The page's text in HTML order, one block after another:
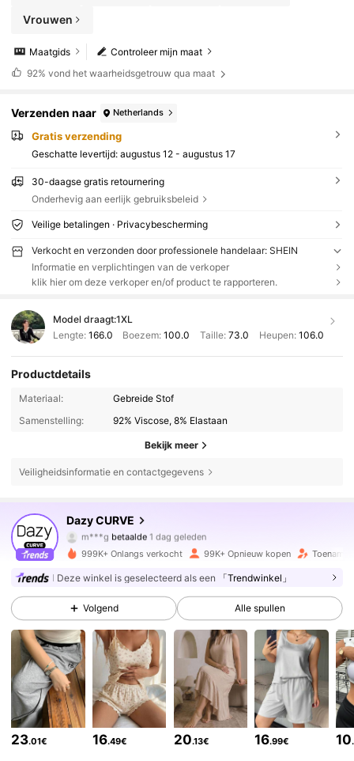
Vrouwen
Controleer mijn maat
Maatgids
92% vond het waarheidsgetrouw qua maat
Verzenden naar Netherlands
Gratis verzending
Geschatte levertijd: augustus 12 - augustus 17
30-daagse gratis retournering
Onderhevig aan eerlijk gebruiksbeleid
Veilige betalingen · Privacybescherming
Verkocht en verzonden door professionele handelaar: SHEIN
Informatie en verplichtingen van de verkoper
klik hier om deze verkoper en/of product te rapporteren.
Model draagt:1XL
Lengte: 166.0 Boezem:100.0 Taille: 73.0 Heupen: 106.0
Productdetails
Materiaal:
Gebreide Stof
Samenstelling:
92% Viscose, 8% Elastaan
Bekijk meer
Veiligheidsinformatie en contactgegevens
Dazy CURVE
4.80
400K Volgers
m***g betaalde 1 dag geleden
l***ngevolgd 30 minuten geleden
4.80 400K Volgers
4.80 400K Volgers
4.80 400K Volgers
4.80 400K Volgers
999K+ Onlangs verkocht 99K+ Opnieuw kopen Toename
Deze winkel is geselecteerd als een 「Trendwinkel」
Volgend Alle spullen
23.01€ 16.49€ 20.13€ 16.99€ 10